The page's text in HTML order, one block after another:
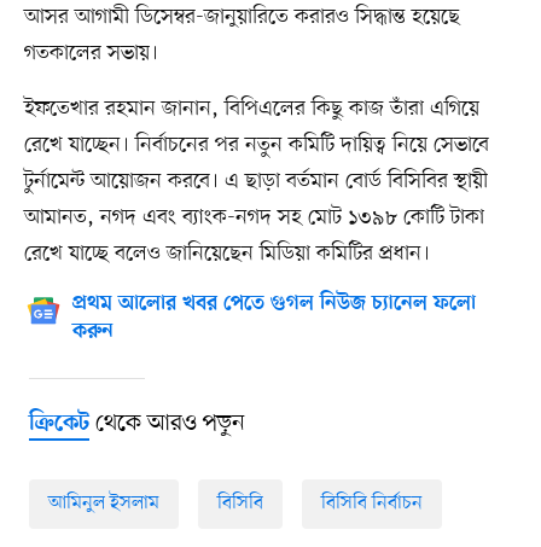
আসর আগামী ডিসেম্বর-জানুয়ারিতে করারও সিদ্ধান্ত হয়েছে
গতকালের সভায়।
ইফতেখার রহমান জানান, বিপিএলের কিছু কাজ তাঁরা এগিয়ে
রেখে যাচ্ছেন। নির্বাচনের পর নতুন কমিটি দায়িত্ব নিয়ে সেভাবে
টুর্নামেন্ট আয়োজন করবে। এ ছাড়া বর্তমান বোর্ড বিসিবির স্থায়ী
আমানত, নগদ এবং ব্যাংক-নগদ সহ মোট ১৩৯৮ কোটি টাকা
রেখে যাচ্ছে বলেও জানিয়েছেন মিডিয়া কমিটির প্রধান।
প্রথম আলোর খবর পেতে গুগল নিউজ চ্যানেল ফলো
করুন
ক্রিকেটথেকে আরও পড়ুন
আমিনুল ইসলাম বিসিবি বিসিবি নির্বাচন